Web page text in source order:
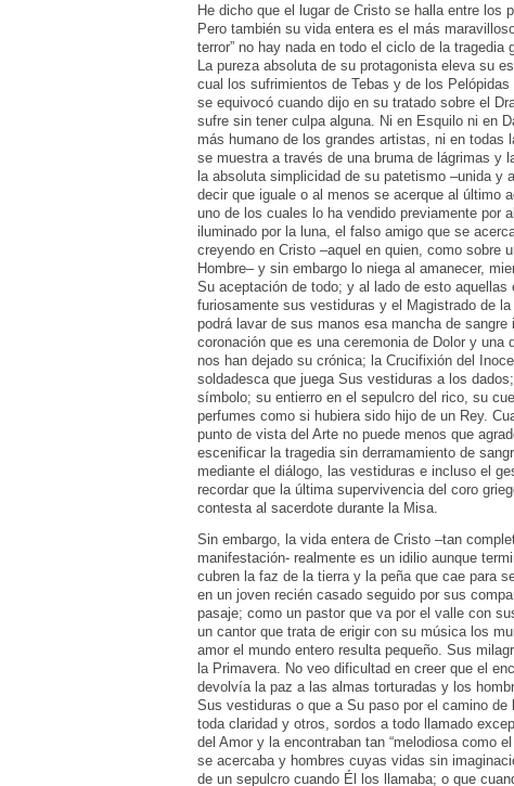
He dicho que el lugar de Cristo se halla entre
Pero también su vida entera es el más
terror” no hay nada en todo el ciclo de la
La pureza absoluta de su protagonista eleva su
cual los sufrimientos de Tebas y de los
se equivocó cuando dijo en su tratado sobre el
sufre sin tener culpa alguna. Ni en Esquilo ni en
más humano de los grandes artistas, ni en
se muestra a través de una bruma de lágrimas y
la absoluta simplicidad de su patetismo –unida y
decir que iguale o al menos se acerque al último
uno de los cuales lo ha vendido previamente por
iluminado por la luna, el falso amigo que se
creyendo en Cristo –aquel en quien, como sobre
Hombre– y sin embargo lo niega al amanecer,
Su aceptación de todo; y al lado de esto
furiosamente sus vestiduras y el Magistrado de
podrá lavar de sus manos esa mancha de
coronación que es una ceremonia de Dolor y
nos han dejado su crónica; la Crucifixión del
soldadesca que juega Sus vestiduras a los
símbolo; su entierro en el sepulcro del rico, su
perfumes como si hubiera sido hijo de un Rey.
punto de vista del Arte no puede menos que
escenificar la tragedia sin derramamiento de
mediante el diálogo, las vestiduras e incluso el
recordar que la última supervivencia del coro
contesta al sacerdote durante la Misa.
Sin embargo, la vida entera de Cristo –tan
manifestación- realmente es un idilio aunque
cubren la faz de la tierra y la peña que cae para
en un joven recién casado seguido por sus
pasaje; como un pastor que va por el valle con
un cantor que trata de erigir con su música los
amor el mundo entero resulta pequeño. Sus
la Primavera. No veo dificultad en creer que el
devolvía la paz a las almas torturadas y los
Sus vestiduras o que a Su paso por el camino
toda claridad y otros, sordos a todo llamado
del Amor y la encontraban tan “melodiosa como
se acercaba y hombres cuyas vidas sin
de un sepulcro cuando Él los llamaba; o que